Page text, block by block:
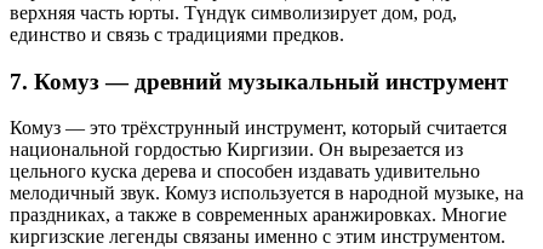
верхняя часть юрты. Түндүк символизирует дом, род,
единство и связь с традициями предков.
7. Комуз — древний музыкальный инструмент
Комуз — это трёхструнный инструмент, который считается
национальной гордостью Киргизии. Он вырезается из
цельного куска дерева и способен издавать удивительно
мелодичный звук. Комуз используется в народной музыке, на
праздниках, а также в современных аранжировках. Многие
киргизские легенды связаны именно с этим инструментом.